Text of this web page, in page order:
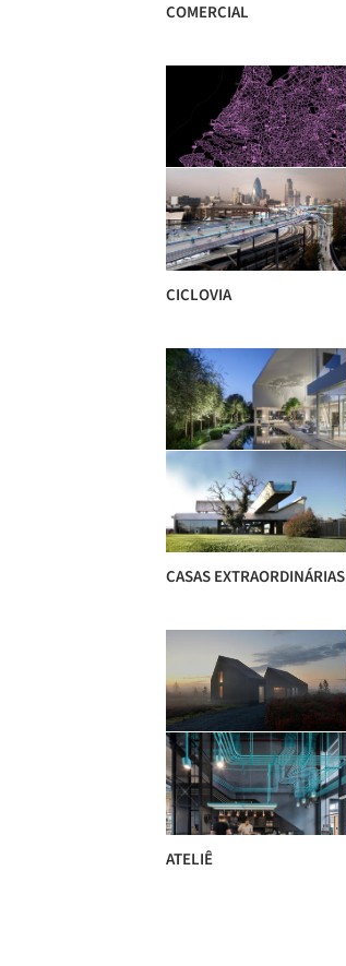
COMERCIAL
CICLOVIA
CASAS EXTRAORDINÁRIAS
ATELIÊ